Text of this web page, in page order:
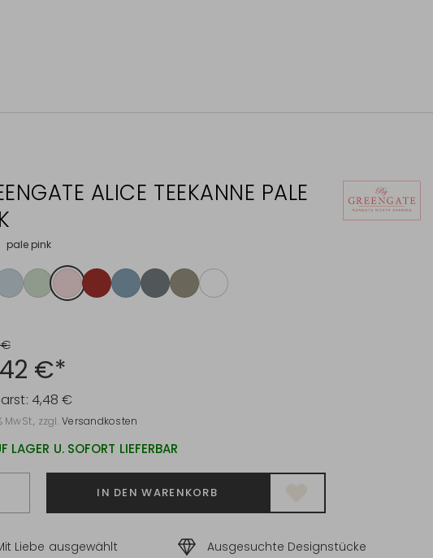
ALICE TEEKANNE PALE
pale pink
€*
4,48 €
MwSt., zzgl.Versandkosten
LAGER U. SOFORT LIEFERBAR
IN DEN WARENKORB
Liebe ausgewählt
Ausgesuchte Designstücke